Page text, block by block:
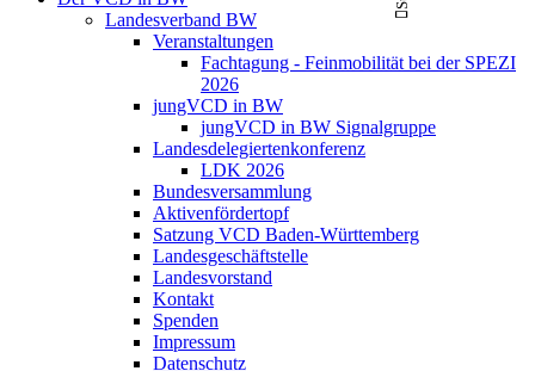
Landesverband BW
Veranstaltungen
Fachtagung - Feinmobilität bei der SPEZI
2026
jungVCD in BW
jungVCD in BW Signalgruppe
Landesdelegiertenkonferenz
LDK 2026
Bundesversammlung
Aktivenfördertopf
Satzung VCD Baden-Württemberg
Landesgeschäftstelle
Landesvorstand
Kontakt
Spenden
Impressum
Datenschutz